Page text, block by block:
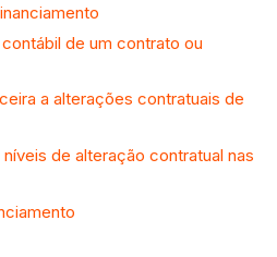
de um contrato ou
a alterações contratuais de
de alteração contratual nas